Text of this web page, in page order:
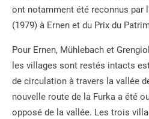
ont notamment été reconnus par
(1979) à Ernen et du Prix du
Pour Ernen, Mühlebach et
les villages sont restés intacts
de circulation à travers la vallée
nouvelle route de la Furka a été
opposé de la vallée. Les trois